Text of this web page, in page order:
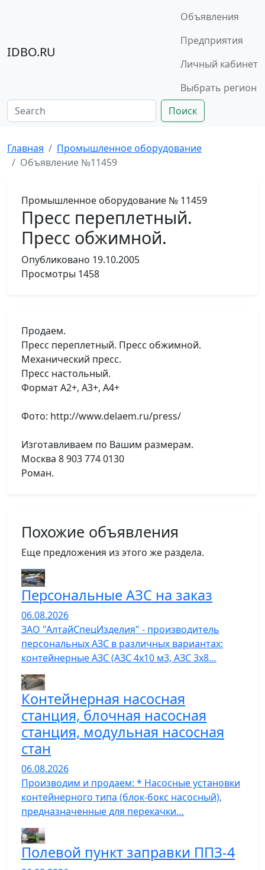
IDBO.RU
Объявления
Предприятия
Личный кабинет
Выбрать регион
Поиск
Главная
Промышленное оборудование
Объявление №11459
Промышленное оборудование № 11459
Пресс переплетный.
Пресс обжимной.
Опубликовано 19.10.2005
Просмотры 1458
Продаем.
Пресс переплетный. Пресс обжимной.
Механический пресс.
Пресс настольный.
Формат А2+, А3+, А4+
Фото: http://www.delaem.ru/press/
Изготавливаем по Вашим размерам.
Москва 8 903 774 0130
Роман.
Похожие объявления
Еще предложения из этого же раздела.
Персональные АЗС на заказ
06.08.2026
ЗАО "АлтайСпецИзделия" - производитель
персональных АЗС в различных вариантах:
контейнерные АЗС (АЗС 4х10 м3, АЗС 3х8…
Контейнерная насосная
станция, блочная насосная
станция, модульная насосная
стан
06.08.2026
Производим и продаем: * Насосные установки
контейнерного типа (блок-бокс насосный),
предназначенные для перекачки…
Полевой пункт заправки ППЗ-4